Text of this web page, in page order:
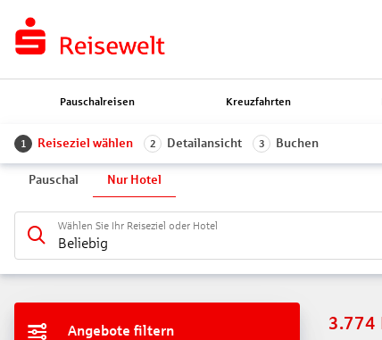
Pauschalreisen Kreuzfahrten
1 Reiseziel wählen 2 Detailansicht 3 Buchen
Pauschal Nur Hotel
Wählen Sie Ihr Reiseziel oder Hotel
Beliebig
Angebote filtern 3.774